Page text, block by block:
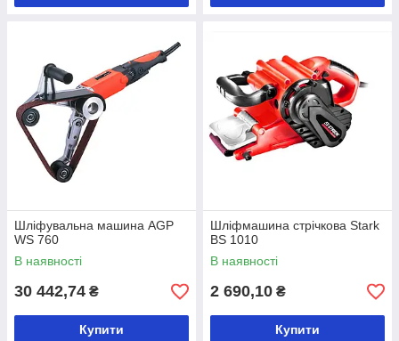
Шліфувальна машина AGP
WS 760
В наявності
30 442,74 ₴
Купити
Шліфмашина стрічкова Stark
BS 1010
В наявності
2 690,10 ₴
Купити